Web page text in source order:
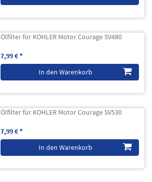
Ölfilter für KOHLER Motor Courage SV480
7,99 € *
In den Warenkorb
Ölfilter für KOHLER Motor Courage SV530
7,99 € *
In den Warenkorb